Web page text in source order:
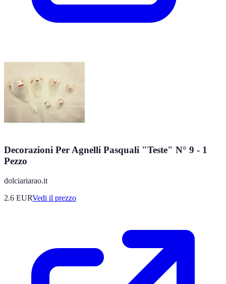
Decorazioni Per Agnelli Pasquali "Teste" N° 9 - 1
Pezzo
dolciariarao.it
2.6 EURVedi il prezzo